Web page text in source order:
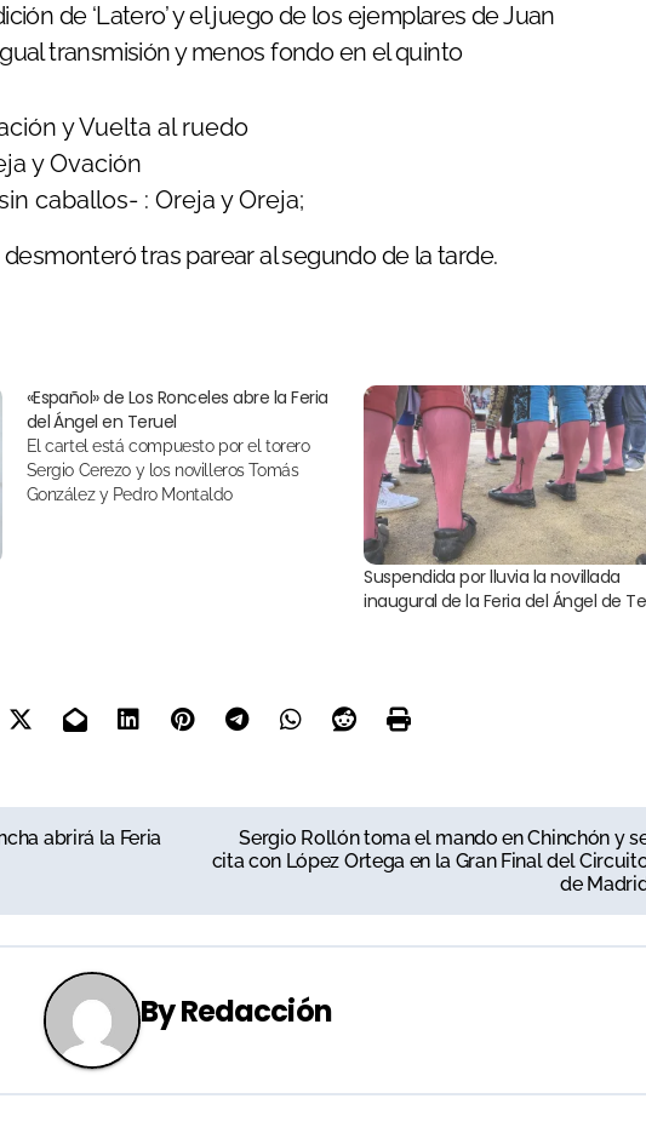
de ‘Latero’ y el juego de los ejemplares de Juan
transmisión y menos fondo en el quinto
y Vuelta al ruedo
y Ovación
caballos- : Oreja y Oreja;
tras parear al segundo de la tarde.
«Español» de Los Ronceles abre la Feria
del Ángel en Teruel
El cartel está compuesto por el torero
Sergio Cerezo y los novilleros Tomás
González y Pedro Montaldo
Suspendida por lluvia la novillada
inaugural de la Feria del Ángel de
abrirá la Feria
Sergio Rollón toma el mando en Chinchón y
cita con López Ortega en la Gran Final del
de
ByRedacción